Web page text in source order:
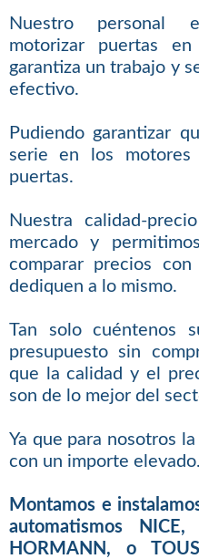
Nuestro personal
motorizar puertas
garantiza un trabajo y
efectivo.
Pudiendo garantizar
serie en los motores
puertas.
Nuestra calidad-
mercado y
comparar precios
dediquen a lo mismo.
Tan solo cuéntenos
presupuesto sin
que la calidad y el
son de lo mejor del
Ya que para nosotros
con un importe elevado.
Montamos e
automatismos
HORMANN, o